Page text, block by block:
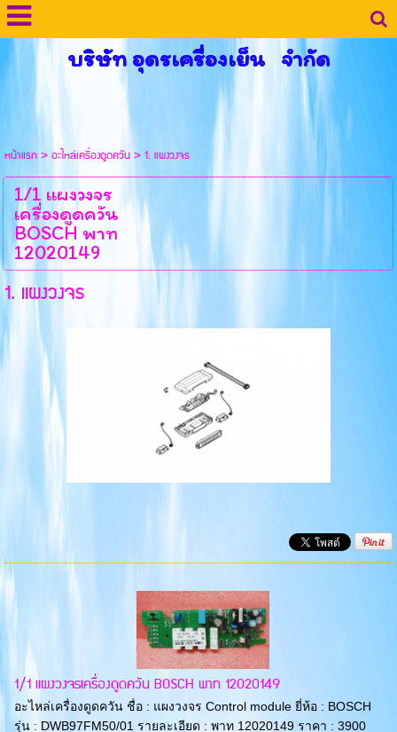
บริษัท อุดรเครื่องเย็น จำกัด
หน้าแรก>อะไหล่เครื่องดูดควัน>1. แผงวงจร
1/1 แผงวงจร
เครื่องดูดควัน
BOSCH พาท
12020149
1. แผงวงจร
1/1 แผงวงจรเครื่องดูดควัน BOSCH พาท 12020149
อะไหล่เครื่องดูดควัน ชื่อ : แผงวงจร Control module ยี่ห้อ : BOSCH
รุ่น : DWB97FM50/01 รายละเอียด : พาท 12020149 ราคา : 3900